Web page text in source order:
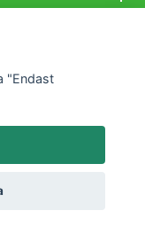
by Quickbutik
"Endast